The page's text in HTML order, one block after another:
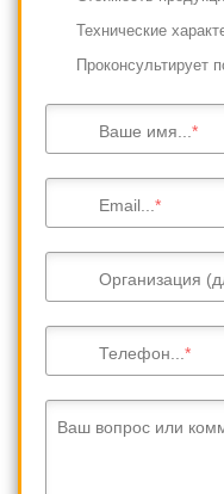
Технические
Проконсультирует
Ваше имя...
Email...
Организация
Телефон...
Ваш вопрос или